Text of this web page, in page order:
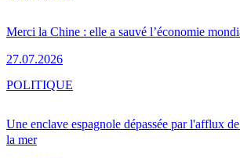
Merci la Chine : elle a sauvé l’économie
27.07.2026
Une enclave espagnole dépassée par l'afflux
la mer
POLITIQUE